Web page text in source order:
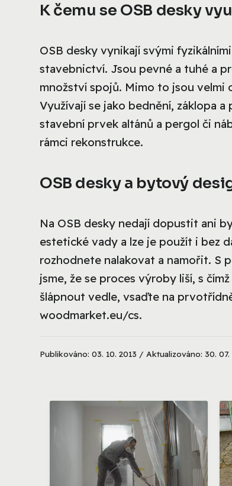
K čemu se OSB desky
OSB desky vynikají svými
stavebnictví. Jsou pevné a tuhé a
množství spojů. Mimo to jsou velmi
Využívají se jako bednění, záklopa
stavební prvek altánů a pergol či
rámci rekonstrukce.
OSB desky a bytový
Na OSB desky nedají dopustit ani
estetické vady a lze je použít i bez
rozhodnete nalakovat a namořit. S
jsme, že se proces výroby liší, s
šlápnout vedle, vsaďte na
woodmarket.eu/cs.
Publikováno: 03. 10. 2013 / Aktualizováno: 30. 07.